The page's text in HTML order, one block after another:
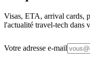
Visas, ETA, arrival cards,
l'actualité travel-tech dans
Votre adresse e-mail